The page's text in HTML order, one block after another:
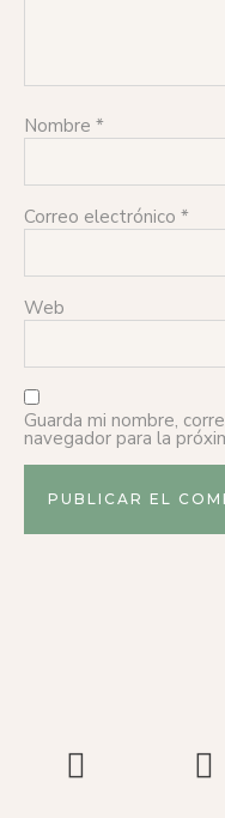
Nombre *
Correo electrónico *
Web
Guarda mi nombre,
navegador para la